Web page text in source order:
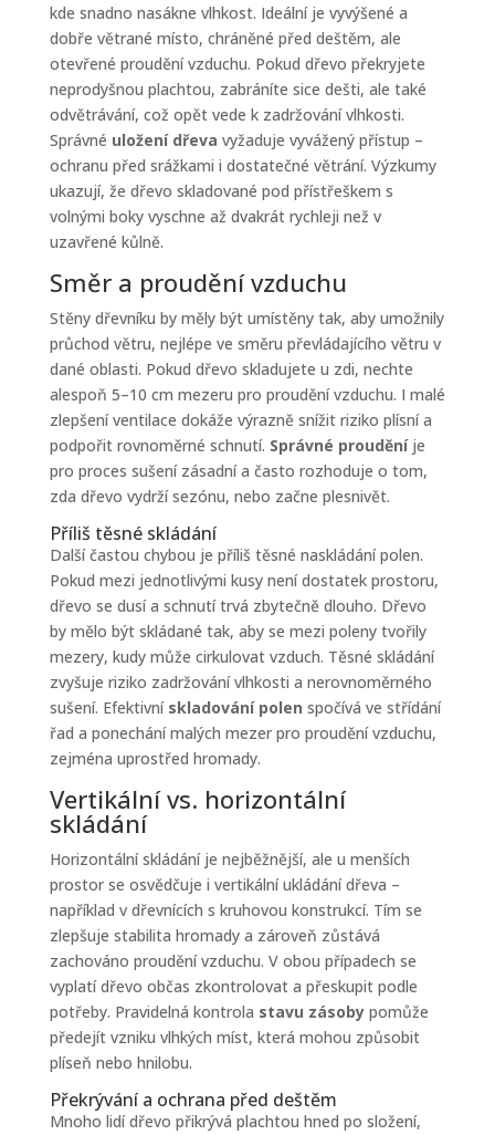
kde snadno nasákne vlhkost. Ideální je vyvýšené a
dobře větrané místo, chráněné před deštěm, ale
otevřené proudění vzduchu. Pokud dřevo překryjete
neprodyšnou plachtou, zabráníte sice dešti, ale také
odvětrávání, což opět vede k zadržování vlhkosti.
Správné uložení dřeva vyžaduje vyvážený přístup –
ochranu před srážkami i dostatečné větrání. Výzkumy
ukazují, že dřevo skladované pod přístřeškem s
volnými boky vyschne až dvakrát rychleji než v
uzavřené kůlně.
Směr a proudění vzduchu
Stěny dřevníku by měly být umístěny tak, aby umožnily
průchod větru, nejlépe ve směru převládajícího větru v
dané oblasti. Pokud dřevo skladujete u zdi, nechte
alespoň 5–10 cm mezeru pro proudění vzduchu. I malé
zlepšení ventilace dokáže výrazně snížit riziko plísní a
podpořit rovnoměrné schnutí. Správné prouděníje
pro proces sušení zásadní a často rozhoduje o tom,
zda dřevo vydrží sezónu, nebo začne plesnivět.
Příliš těsné skládání
Další častou chybou je příliš těsné naskládání polen.
Pokud mezi jednotlivými kusy není dostatek prostoru,
dřevo se dusí a schnutí trvá zbytečně dlouho. Dřevo
by mělo být skládané tak, aby se mezi poleny tvořily
mezery, kudy může cirkulovat vzduch. Těsné skládání
zvyšuje riziko zadržování vlhkosti a nerovnoměrného
sušení. Efektivní skladování polen spočívá ve střídání
řad a ponechání malých mezer pro proudění vzduchu,
zejména uprostřed hromady.
Vertikální vs. horizontální
skládání
Horizontální skládání je nejběžnější, ale u menších
prostor se osvědčuje i vertikální ukládání dřeva –
například v dřevnících s kruhovou konstrukcí. Tím se
zlepšuje stabilita hromady a zároveň zůstává
zachováno proudění vzduchu. V obou případech se
vyplatí dřevo občas zkontrolovat a přeskupit podle
potřeby. Pravidelná kontrola stavu zásobypomůže
předejít vzniku vlhkých míst, která mohou způsobit
plíseň nebo hnilobu.
Překrývání a ochrana před deštěm
Mnoho lidí dřevo přikrývá plachtou hned po složení,